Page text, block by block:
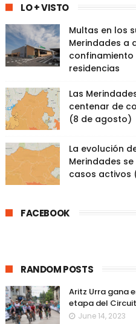
LO + VISTO
Multas en los
Merindades a
residencias
Las
centenar de
(8 de agosto)
La evolución
Merindades
casos activos
FACEBOOK
RANDOM POSTS
Aritz Urra gana
etapa del
June 14, 2023